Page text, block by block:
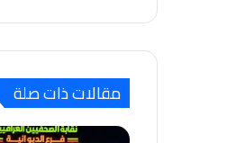
مقالات ذات صلة